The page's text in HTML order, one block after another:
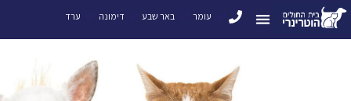
עומר באר שבע דימונה ערד